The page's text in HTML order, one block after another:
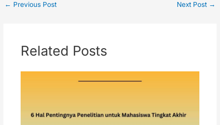
← Previous Post Next Post →
Related Posts